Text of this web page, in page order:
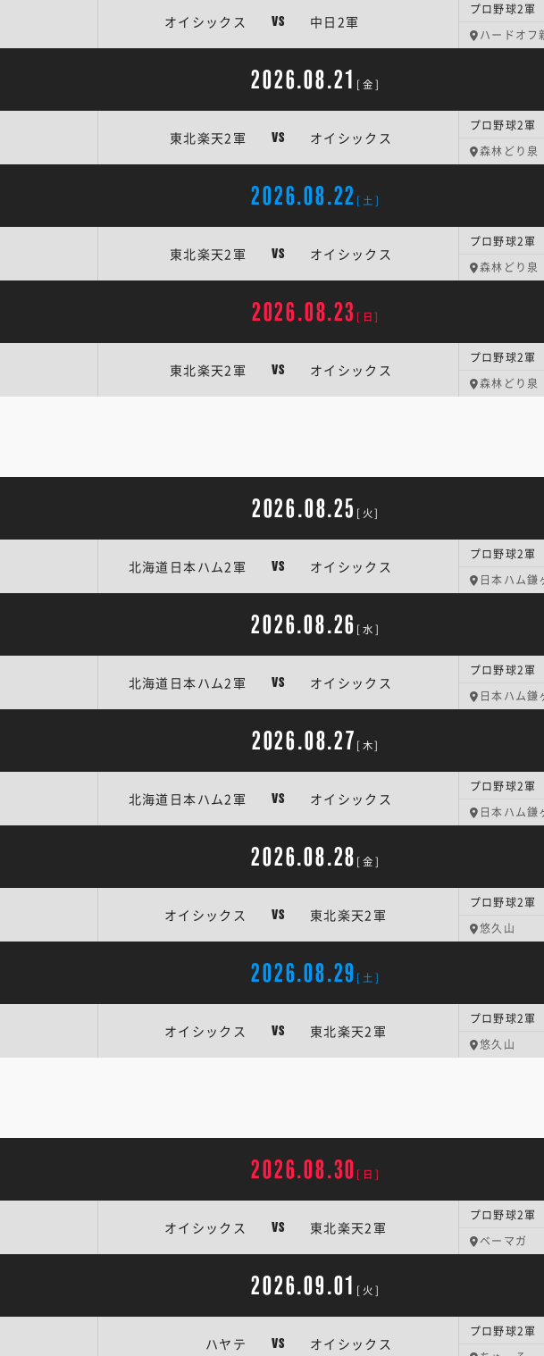
オイシックス VS 中日2軍
プロ野球2
ハードオフ
2026.08.21 [金]
東北楽天2軍 VS オイシックス
プロ野球2
森林どり泉
2026.08.22 [土]
東北楽天2軍 VS オイシックス
プロ野球2
森林どり泉
2026.08.23 [日]
東北楽天2軍 VS オイシックス
プロ野球2
森林どり泉
2026.08.25 [火]
北海道日本ハム2軍 VS オイシックス
プロ野球2
日本ハム鎌
2026.08.26 [水]
北海道日本ハム2軍 VS オイシックス
プロ野球2
日本ハム鎌
2026.08.27 [木]
北海道日本ハム2軍 VS オイシックス
プロ野球2
日本ハム鎌
2026.08.28 [金]
オイシックス VS 東北楽天2軍
プロ野球2
悠久山
2026.08.29 [土]
オイシックス VS 東北楽天2軍
プロ野球2
悠久山
2026.08.30 [日]
オイシックス VS 東北楽天2軍
プロ野球2
ベーマガ
2026.09.01 [火]
ハヤテ VS オイシックス
プロ野球2